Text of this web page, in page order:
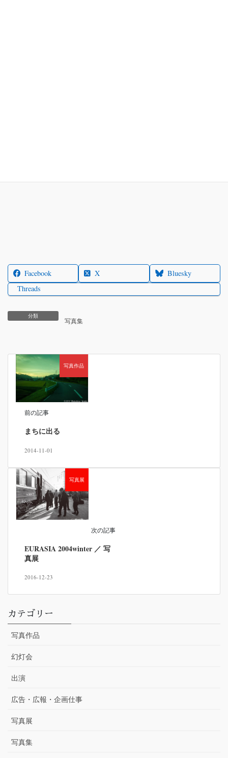
Facebook X
Bluesky
Threads
分類
写真集
写真作品
前の記事
まちに出る
2014-11-01
写真展
次の記事
EURASIA 2004winter ／ 写
真展
2016-12-23
カテゴリー
写真作品
幻灯会
出演
広告・広報・企画仕事
写真展
写真集